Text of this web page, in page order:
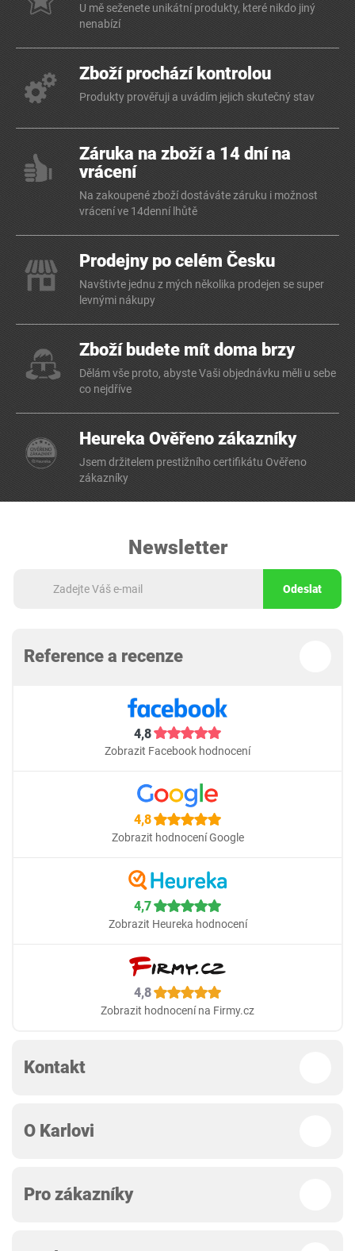
U mě seženete unikátní produkty, které nikdo jiný
nenabízí
Zboží prochází kontrolou
Produkty prověřuji a uvádím jejich skutečný stav
Záruka na zboží a 14 dní na
vrácení
Na zakoupené zboží dostáváte záruku i možnost
vrácení ve 14denní lhůtě
Prodejny po celém Česku
Navštivte jednu z mých několika prodejen se super
levnými nákupy
Zboží budete mít doma brzy
Dělám vše proto, abyste Vaši objednávku měli u sebe
co nejdříve
Heureka Ověřeno zákazníky
Jsem držitelem prestižního certifikátu Ověřeno
zákazníky
Newsletter
Odeslat
Reference a recenze
4,8
Zobrazit Facebook hodnocení
4,8
Zobrazit hodnocení Google
4,7
Zobrazit Heureka hodnocení
4,8
Zobrazit hodnocení na Firmy.cz
Kontakt
O Karlovi
Pro zákazníky